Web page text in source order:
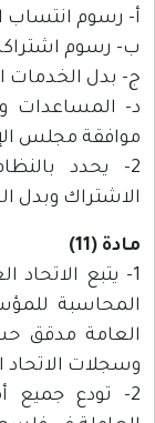
أ- رسوم انتساب
ب- رسوم
ج- بدل الخدمات
د- المساعدات
موافقة مجلس
2- يحدد
الاشتراك وبدل
مادة (11)
1- يتبع
المحاسبة
العامة مدقق
وسجلات الاتحاد
2- تودع جميع